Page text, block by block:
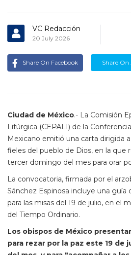
VC Redacción
20 July 2026
Share On Facebook Share On
Ciudad de México.- La Comisión
Litúrgica (CEPALI) de la
Mexicano emitió una carta dirigida
fieles del pueblo de Dios, en la que
tercer domingo del mes para orar
La convocatoria, firmada por el
Sánchez Espinosa incluye una guía
para las misas del 19 de julio, en el
del Tiempo Ordinario.
Los obispos de México
para rezar por la paz este 19 de